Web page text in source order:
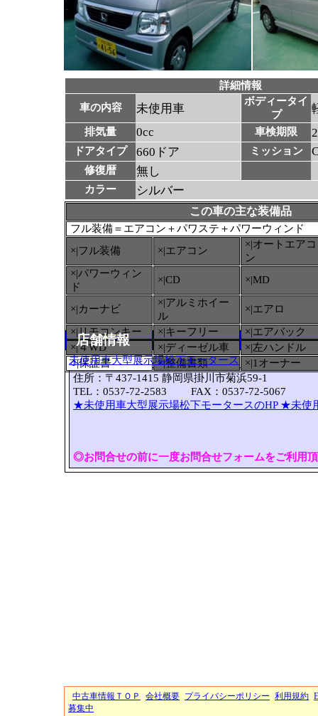
詳細情報
車の内容
未使用車
ボディータイ
プ
排気量 0cc 車検期限
ドアタイプ 660ドア ミッション
修復暦 無し
カラー シルバー
この車の主な装備品
フル装備＝エアコン＋パワステ＋パワーウィンド
×|フル装備
×|エアコン
×|オートエアコ
ン
×|パワーウィン
ド
×|CD ×|MD
×|カーナビ
×|アルミホイー
ル
×|エアロ
×|リモコンキー
×|キーフリー
×|エアバック
×|４WD
×|ディーゼル車
×|左ハンドル
○|保証書 ×|整備書類 ×|1オーナー
店舗情報
未使用車大型展示場松下モータース
住所：〒437-1415 静岡県掛川市菊浜59-1
TEL：0537-72-2583 FAX：0537-72-5067
★未使用車大型展示場松下モータースのHP ★未使
◎お問合せの前に一度お問合せフォームをご利用
中古車情報ＴＯＰ 会社概要 プライバシーポリシー 利用規約
募集中